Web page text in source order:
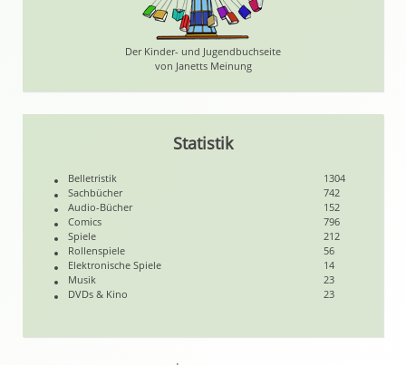
Der Kinder- und Jugendbuchseite
von Janetts Meinung
Statistik
Belletristik
1304
Sachbücher
742
Audio-Bücher
152
Comics
796
Spiele
212
Rollenspiele
56
Elektronische Spiele
14
Musik
23
DVDs & Kino
23